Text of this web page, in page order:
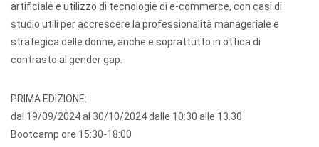
artificiale e utilizzo di tecnologie di e-commerce, con casi di
studio utili per accrescere la professionalità manageriale e
strategica delle donne, anche e soprattutto in ottica di
contrasto al gender gap.
PRIMA EDIZIONE:
dal 19/09/2024 al 30/10/2024 dalle 10:30 alle 13.30
Bootcamp ore 15:30-18:00